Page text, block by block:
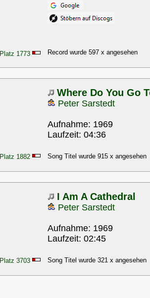
Platz 1773 Record wurde 597 x angesehen
Where Do You Go
Peter Sarstedt
Aufnahme: 1969
Laufzeit: 04:36
Platz 1882 Song Titel wurde 915 x angesehen
I Am A Cathedral
Peter Sarstedt
Aufnahme: 1969
Laufzeit: 02:45
Platz 3703 Song Titel wurde 321 x angesehen